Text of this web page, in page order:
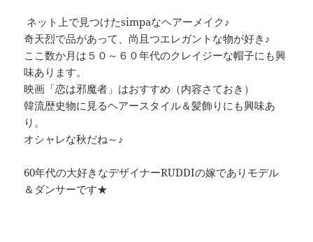
ネット上で見つけたsimpaなヘアーメイク♪
奇天烈で品があって、尚且つエレガントな物が好き♪
ここ数か月は５０～６０年代のクレイジーな帽子にも興
味あります。
映画「恋は邪魔者」はおすすめ（内容さておき）
韓流歴史物に見るヘアースタイル＆髪飾りにも興味あ
り。
オシャレな秋だね～♪
60年代の大好きなデザイナーRUDDIの嫁でありモデル
＆ダンサーです★